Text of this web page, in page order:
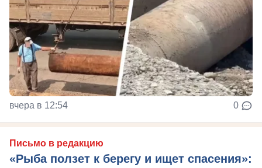
вчера в 12:54 0
Письмо в редакцию
«Рыба ползет к берегу и ищет спасения»: